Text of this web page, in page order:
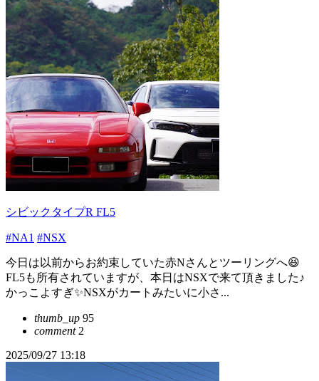
シビックタイプR FL5
#NA1 #NSX
今日は以前からお約束していた赤Nさんとツーリングへ😆
FL5も所有されていますが、本日はNSXで来て頂きました♪
かっこよすぎ✨️NSXがカートみたいに小さ...
thumb_up 95
comment2
2025/09/27 13:18